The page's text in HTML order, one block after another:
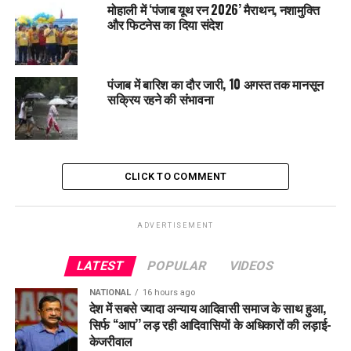
लाने तथा राज्य में अधिक निवेश आकर्षित करने के प्रयास तेज करने के
निर्देश दिए।
TRENDING
UP NEXT
भाजपा से सावधान रहें, अगर भाजपा सत्ता में आई तो वे तीन काले कृषि
कानून लागू कर देंगे – भगवंत सिंह मान
भगवंत मान सरकार की शिक्षा क्रांति का असर, 10वीं बोर्ड परीक्षा में
पहले तीन में दो स्थानों पर छात्राओं ने मारी बाजी
मोहाली में ‘पंजाब यूथ रन 2026’ मैराथन, नशामुक्ति
और फिटनेस का दिया संदेश
पंजाब में बारिश का दौर जारी, 10 अगस्त तक मानसून
सक्रिय रहने की संभावना
CLICK TO COMMENT
ADVERTISEMENT
LATEST POPULAR VIDEOS
NATIONAL 16 hours ago
देश में सबसे ज्यादा अन्याय आदिवासी समाज के साथ हुआ,
सिर्फ ‘‘आप’’ लड़ रही आदिवासियों के अधिकारों की लड़ाई-
केजरीवाल